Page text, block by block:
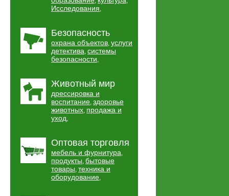
Исследования,
Безопасность
охрана объектов, услуги
детектива, системы
безопасности,
Животный мир
дрессировка и
воспитание, здоровье
животных, продажа и
уход,
Оптовая торговля
мебель и фурнитура,
продукты, бытовые
товары, техника и
оборудование,